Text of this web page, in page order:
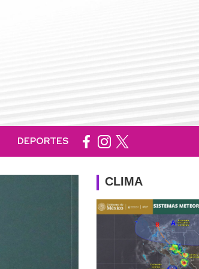
DEPORTES
CLIMA